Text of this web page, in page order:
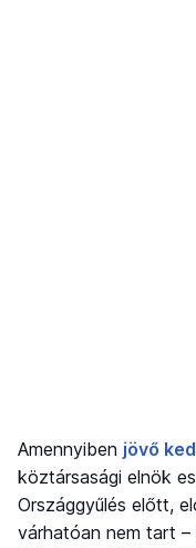
Amennyiben jövő
köztársasági elnök
Országgyűlés előtt,
várhatóan nem tart